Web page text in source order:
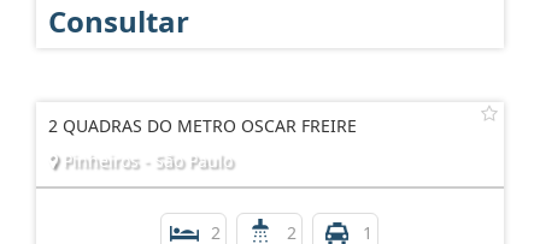
Consultar
2 QUADRAS DO METRO OSCAR FREIRE
Pinheiros - São Paulo
2 2 1